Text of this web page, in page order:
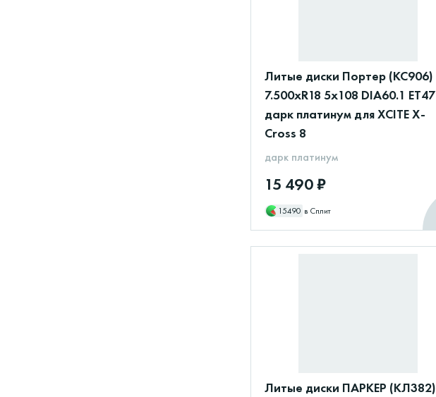
Литые диски Портер (КС906)
7.500xR18 5x108 DIA60.1 ET47
дарк платинум для XCITE X-
Cross 8
дарк платинум
15 490 ₽
15490 в Сплит
Литые диски ПАРКЕР (КЛ382)